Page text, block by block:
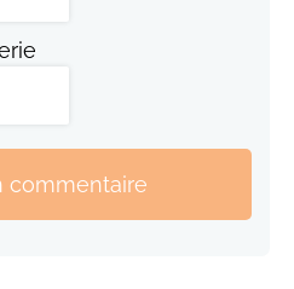
commentaire